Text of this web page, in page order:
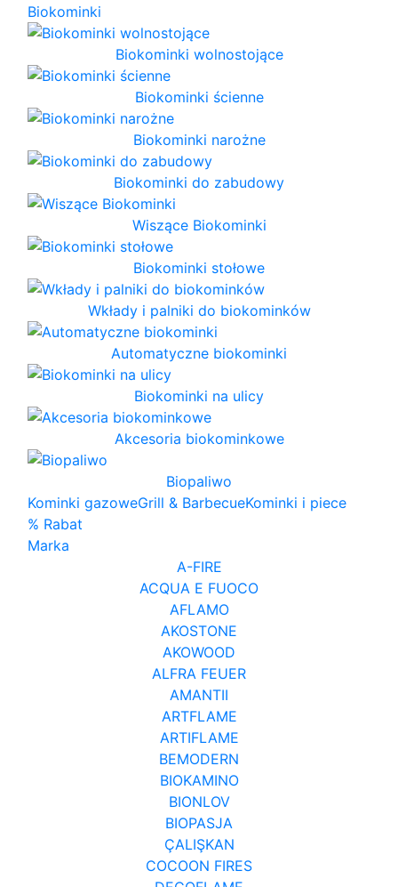
Biokominki
Biokominki wolnostojące
Biokominki ścienne
Biokominki narożne
Biokominki do zabudowy
Wiszące Biokominki
Biokominki stołowe
Wkłady i palniki do biokominków
Automatyczne biokominki
Biokominki na ulicy
Akcesoria biokominkowe
Biopaliwo
Kominki gazoweGrill & BarbecueKominki i piece
% Rabat
Marka
A-FIRE
ACQUA E FUOCO
AFLAMO
AKOSTONE
AKOWOOD
ALFRA FEUER
AMANTII
ARTFLAME
ARTIFLAME
BEMODERN
BIOKAMINO
BIONLOV
BIOPASJA
ÇALIŞKAN
COCOON FIRES